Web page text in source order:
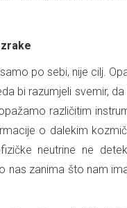
po sebi, nije cilj.
bi razumjeli svemir,
različitim
o dalekim
neutrine ne
zanima što nam